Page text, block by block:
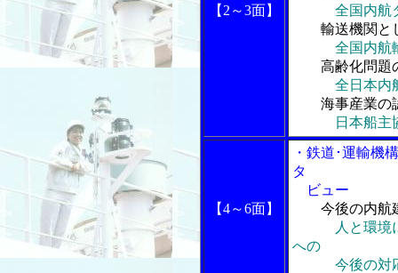
【2～3面】
全国内航
輸送機関とし
全国内航
高齢化問題の
全日本内
海事産業の認
日本船
【4～6面】
・鉄道･運輸機
タ
ビュー
今後の内航
人と環境
への
今後の対